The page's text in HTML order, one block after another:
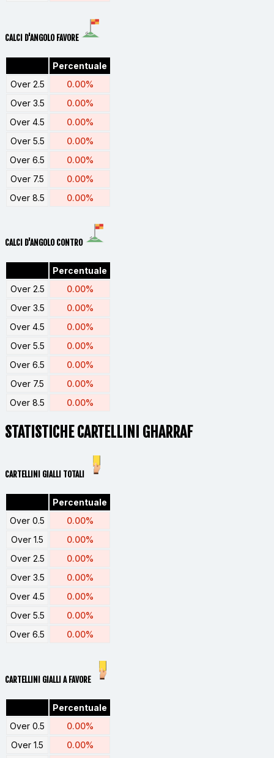
CALCI D'ANGOLO FAVORE
Percentuale
Over 2.5
0.00%
Over 3.5
0.00%
Over 4.5
0.00%
Over 5.5
0.00%
Over 6.5
0.00%
Over 7.5
0.00%
Over 8.5
0.00%
CALCI D'ANGOLO CONTRO
Percentuale
Over 2.5
0.00%
Over 3.5
0.00%
Over 4.5
0.00%
Over 5.5
0.00%
Over 6.5
0.00%
Over 7.5
0.00%
Over 8.5
0.00%
STATISTICHE CARTELLINI GHARRAF
CARTELLINI GIALLI TOTALI
Percentuale
Over 0.5
0.00%
Over 1.5
0.00%
Over 2.5
0.00%
Over 3.5
0.00%
Over 4.5
0.00%
Over 5.5
0.00%
Over 6.5
0.00%
CARTELLINI GIALLI A FAVORE
Percentuale
Over 0.5
0.00%
Over 1.5
0.00%